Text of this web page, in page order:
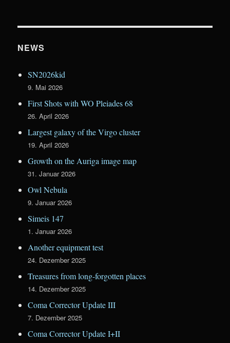
NEWS
SN2026kid
9. Mai 2026
First Shots with WO Pleiades 68
26. April 2026
Largest galaxy of the Virgo cluster
19. April 2026
Growth on the Auriga image map
31. Januar 2026
Owl Nebula
9. Januar 2026
Simeis 147
1. Januar 2026
Another equipment test
24. Dezember 2025
Treasures from long-forgotten places
14. Dezember 2025
Coma Corrector Update III
7. Dezember 2025
Coma Corrector Update I+II